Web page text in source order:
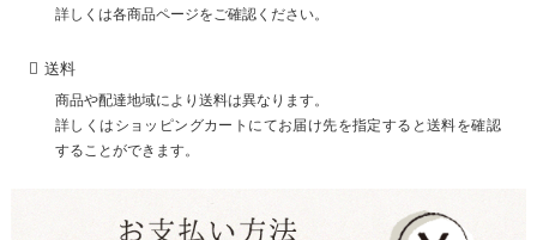
詳しくは各商品ページをご確認ください。
送料
商品や配達地域により送料は異なります。
詳しくはショッピングカートにてお届け先を指定すると送料を確認
することができます。